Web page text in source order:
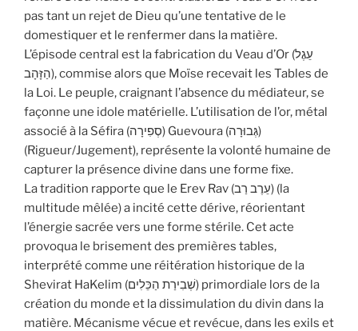
pas tant un rejet de Dieu qu’une tentative de le
domestiquer et le renfermer dans la matière.
L’épisode central est la fabrication du Veau d’Or (עֵגֶל
הַזָּהָב), commise alors que Moïse recevait les Tables de
la Loi. Le peuple, craignant l’absence du médiateur, se
façonne une idole matérielle. L’utilisation de l’or, métal
associé à la Séfira (סְפִירָה) Guevoura (גְּבוּרָה)
(Rigueur/Jugement), représente la volonté humaine de
capturer la présence divine dans une forme fixe.
La tradition rapporte que le Erev Rav (עֵרֶב רַב) (la
multitude mêlée) a incité cette dérive, réorientant
l’énergie sacrée vers une forme stérile. Cet acte
provoqua le brisement des premières tables,
interprété comme une réitération historique de la
Shevirat HaKelim (שְׁבִירַת הַכֵּלִים) primordiale lors de la
création du monde et la dissimulation du divin dans la
matière. Mécanisme vécue et revécue, dans les exils et